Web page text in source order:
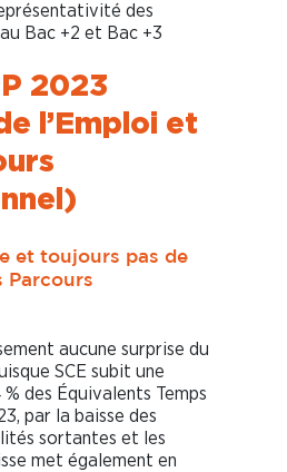
des
Bac +2 et Bac +3
2023
l’Emploi et
et toujours pas de
Parcours
aucune surprise du
SCE subit une
des Équivalents Temps
par la baisse des
sortantes et les
met également en